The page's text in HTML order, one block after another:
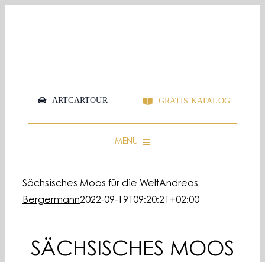
ARTCARTOUR GRATIS KATALOG
MENU
LOGOS & GRAFIKEN
FAQ & GUIDE
Sächsisches Moos für die WeltAndreas
Bergermann2022-09-19T09:20:21+02:00
SÄCHSISCHES MOOS